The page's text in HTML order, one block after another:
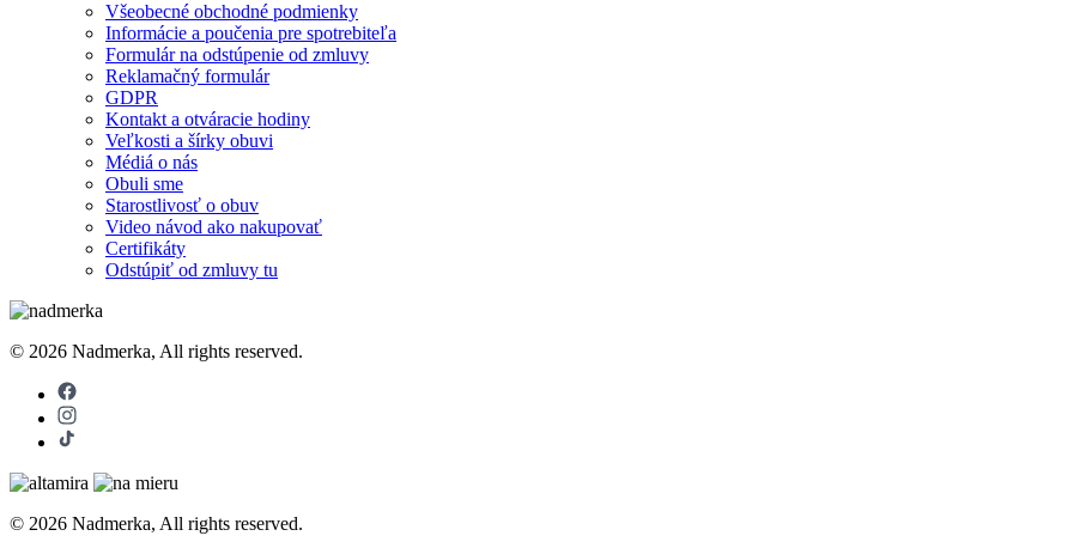
Všeobecné obchodné podmienky
Informácie a poučenia pre spotrebiteľa
Formulár na odstúpenie od zmluvy
Reklamačný formulár
GDPR
Kontakt a otváracie hodiny
Veľkosti a šírky obuvi
Médiá o nás
Obuli sme
Starostlivosť o obuv
Video návod ako nakupovať
Certifikáty
Odstúpiť od zmluvy tu
© 2026 Nadmerka, All rights reserved.
© 2026 Nadmerka, All rights reserved.